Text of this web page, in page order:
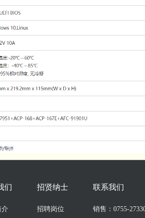
们 招贤纳士
招聘岗位
联系我们
销售：0755-